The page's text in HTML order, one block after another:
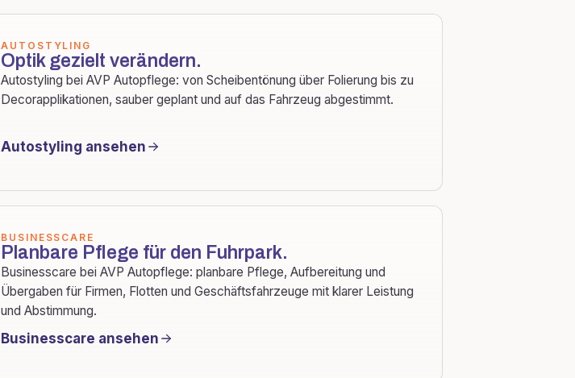
AUTOSTYLING
Optik gezielt verändern.
Autostyling bei AVP Autopflege: von Scheibentönung über Folierung bis zu
Decorapplikationen, sauber geplant und auf das Fahrzeug abgestimmt.
Autostyling ansehen
BUSINESSCARE
Planbare Pflege für den Fuhrpark.
Businesscare bei AVP Autopflege: planbare Pflege, Aufbereitung und
Übergaben für Firmen, Flotten und Geschäftsfahrzeuge mit klarer Leistung
und Abstimmung.
Businesscare ansehen